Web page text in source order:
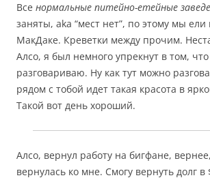
Все нормальные питейно-етейные
заняты, aka “мест нет”, по этому мы
МакДаке. Креветки между прочим.
Алсо, я был немного упрекнут в том,
разговариваю. Ну как тут можно
рядом с тобой идет такая красота в
Такой вот день хороший.
Алсо, вернул работу на бигфане,
вернулась ко мне. Смогу вернуть долг